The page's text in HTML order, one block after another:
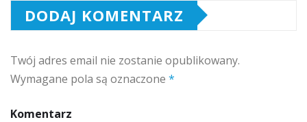
DODAJ KOMENTARZ
Twój adres email nie zostanie opublikowany.
Wymagane pola są oznaczone *
Komentarz